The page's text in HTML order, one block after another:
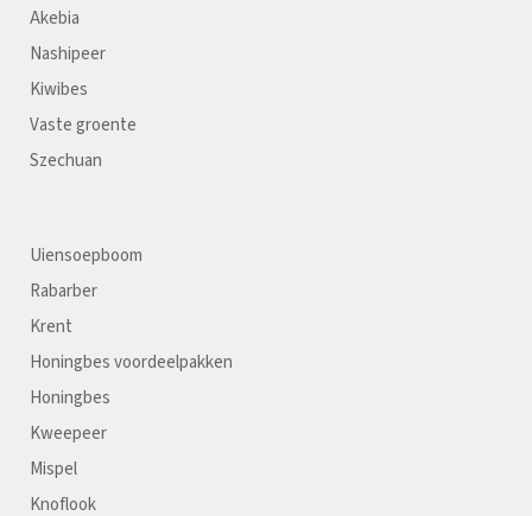
Akebia
Nashipeer
Kiwibes
Vaste groente
Szechuan
Uiensoepboom
Rabarber
Krent
Honingbes voordeelpakken
Honingbes
Kweepeer
Mispel
Knoflook